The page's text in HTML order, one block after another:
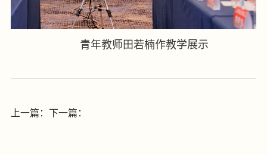
青年教师田若楠作教学展示
上一篇： 下一篇：